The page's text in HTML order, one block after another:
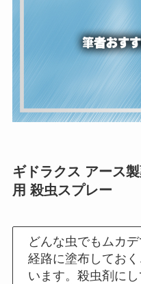
ギドラクス アース
用 殺虫スプレー
どんな虫でもムカ
経路に塗布してお
います。殺虫剤に